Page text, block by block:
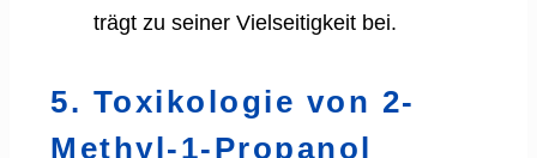
trägt zu seiner Vielseitigkeit bei.
5. Toxikologie von 2-
Methyl-1-Propanol